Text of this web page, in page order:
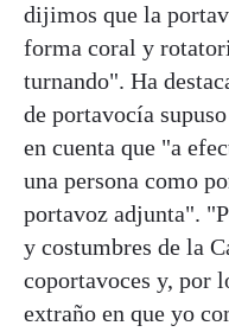
dijimos que la
forma coral y
turnando". Ha
de portavocía
en cuenta que "a
una persona como
portavoz adjunta".
y costumbres de la
coportavoces y, por
extraño en que yo